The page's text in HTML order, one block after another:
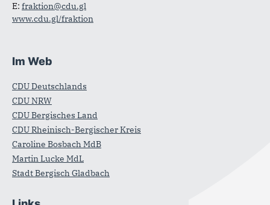
E: fraktion@cdu.gl
www.cdu.gl/fraktion
Im Web
CDU Deutschlands
CDU NRW
CDU Bergisches Land
CDU Rheinisch-Bergischer Kreis
Caroline Bosbach MdB
Martin Lucke MdL
Stadt Bergisch Gladbach